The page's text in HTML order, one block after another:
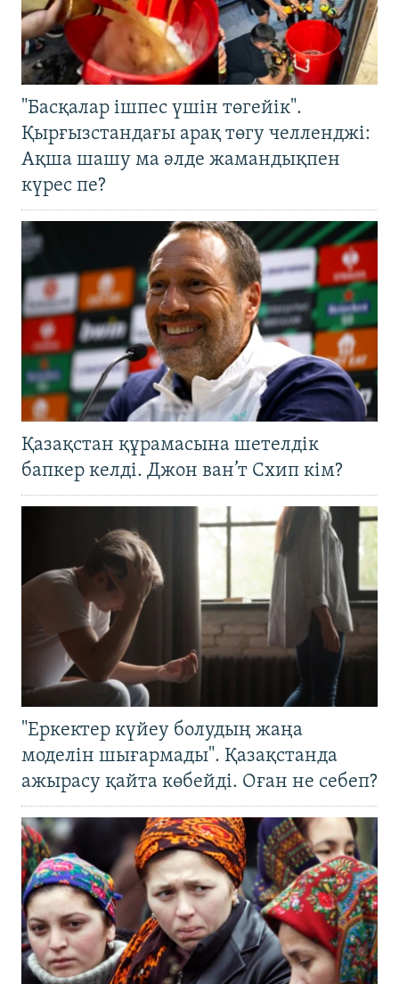
"Басқалар ішпес үшін төгейік".
Қырғызстандағы арақ төгу челленджі:
Ақша шашу ма әлде жамандықпен
күрес пе?
Қазақстан құрамасына шетелдік
бапкер келді. Джон ван’т Схип кім?
"Еркектер күйеу болудың жаңа
моделін шығармады". Қазақстанда
ажырасу қайта көбейді. Оған не себеп?